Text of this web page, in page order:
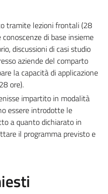
tramite lezioni frontali (28
di base insieme
discussioni di casi studio
aziende del comparto
la capacità di applicazione
ore).
impartito in modalità
essere introdotte le
a quanto dichiarato in
il programma previsto e